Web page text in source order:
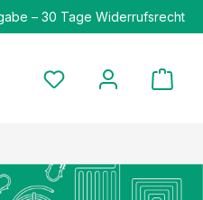
– 30 Tage Widerrufsrecht